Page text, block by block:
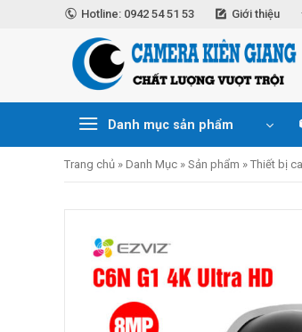
Hotline: 0942 54 51 53 Giới thiệu
Danh mục sản phẩm
Trang chủ » Danh Mục » Sản phẩm » Thiết bị